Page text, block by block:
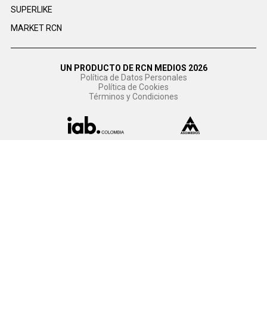
SUPERLIKE
MARKET RCN
UN PRODUCTO DE RCN MEDIOS 2026
Política de Datos Personales
Política de Cookies
Términos y Condiciones